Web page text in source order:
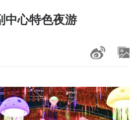
+
设
中心特色夜游